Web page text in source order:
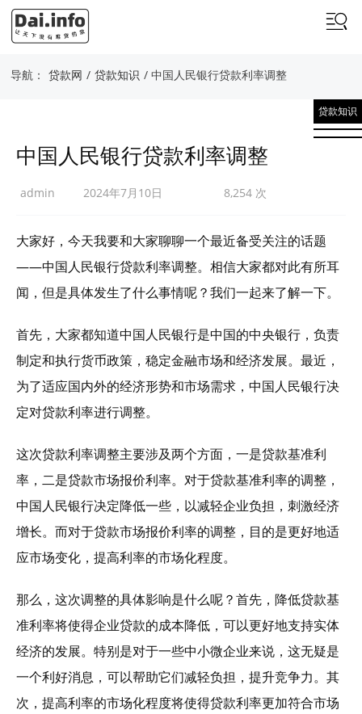
导航： 贷款网 / 贷款知识 / 中国人民银行贷款利率调整
贷款知识
中国人民银行贷款利率调整
admin 2024年7月10日 8,254 次
大家好，今天我要和大家聊聊一个最近备受关注的话题
——中国人民银行贷款利率调整。相信大家都对此有所耳
闻，但是具体发生了什么事情呢？我们一起来了解一下。
首先，大家都知道中国人民银行是中国的中央银行，负责
制定和执行货币政策，稳定金融市场和经济发展。最近，
为了适应国内外的经济形势和市场需求，中国人民银行决
定对贷款利率进行调整。
这次贷款利率调整主要涉及两个方面，一是贷款基准利
率，二是贷款市场报价利率。对于贷款基准利率的调整，
中国人民银行决定降低一些，以减轻企业负担，刺激经济
增长。而对于贷款市场报价利率的调整，目的是更好地适
应市场变化，提高利率的市场化程度。
那么，这次调整的具体影响是什么呢？首先，降低贷款基
准利率将使得企业贷款的成本降低，可以更好地支持实体
经济的发展。特别是对于一些中小微企业来说，这无疑是
一个利好消息，可以帮助它们减轻负担，提升竞争力。其
次，提高利率的市场化程度将使得贷款利率更加符合市场